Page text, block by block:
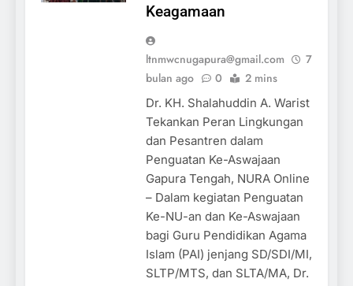
Keagamaan
ltnmwcnugapura@gmail.com
7
bulan ago
0 2 mins
Dr. KH. Shalahuddin A. Warist
Tekankan Peran Lingkungan
dan Pesantren dalam
Penguatan Ke-Aswajaan
Gapura Tengah, NURA Online
– Dalam kegiatan Penguatan
Ke-NU-an dan Ke-Aswajaan
bagi Guru Pendidikan Agama
Islam (PAI) jenjang SD/SDI/MI,
SLTP/MTS, dan SLTA/MA, Dr.